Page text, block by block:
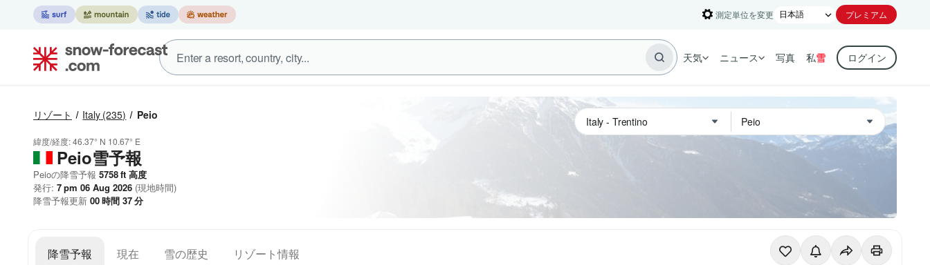
測定単位を変更 プレミアム
天気 ニュース 写真 私雪 ログイン
リゾート Italy (235) Peio
緯度/経度:46.37° N 10.67° E
Peio雪予報
Peioの降雪予報 5758ft 高度
発行: 7 pm 06 Aug 2026 (現地時間)
降雪予報更新 00時間 37分
降雪予報 現在 雪の歴史 リゾート情報